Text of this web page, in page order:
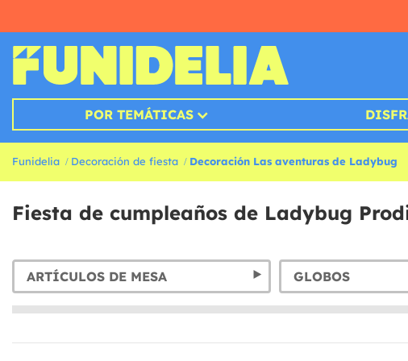
POR TEMÁTICAS
Funidelia Decoración de fiesta Decoración Las aventuras de Ladybug
Fiesta de cumpleaños de Ladybug
ARTÍCULOS DE MESA GLOBOS